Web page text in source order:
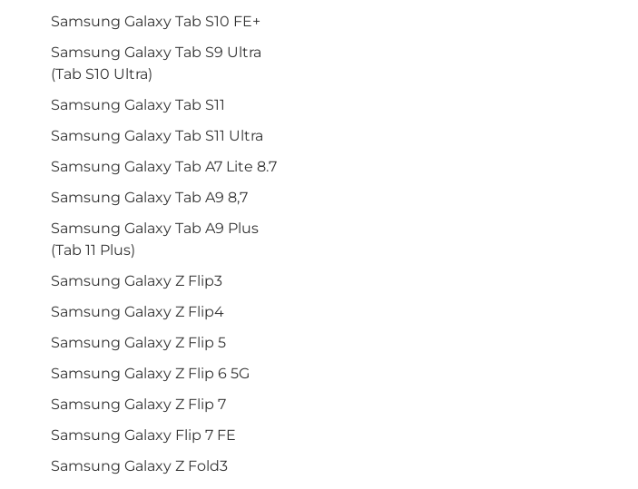
Samsung Galaxy Tab S10 FE+
Samsung Galaxy Tab S9 Ultra
(Tab S10 Ultra)
Samsung Galaxy Tab S11
Samsung Galaxy Tab S11 Ultra
Samsung Galaxy Tab A7 Lite 8.7
Samsung Galaxy Tab A9 8,7
Samsung Galaxy Tab A9 Plus
(Tab 11 Plus)
Samsung Galaxy Z Flip3
Samsung Galaxy Z Flip4
Samsung Galaxy Z Flip 5
Samsung Galaxy Z Flip 6 5G
Samsung Galaxy Z Flip 7
Samsung Galaxy Flip 7 FE
Samsung Galaxy Z Fold3